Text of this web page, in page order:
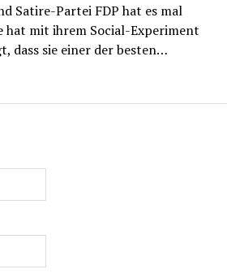
Satire-Partei FDP hat es mal
hat mit ihrem Social-Experiment
dass sie einer der besten…